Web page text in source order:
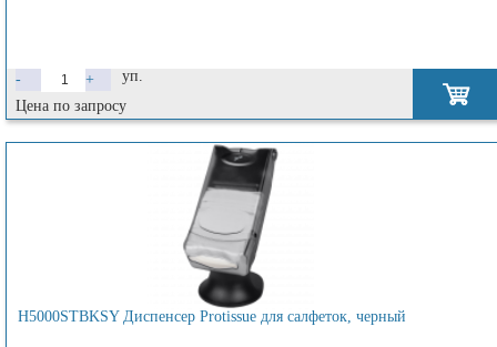
- +
уп.
Цена по запросу
H5000STBKSY Диспенсер Protissue для салфеток, черный